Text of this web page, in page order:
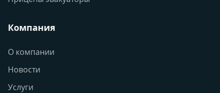
Компания
О компании
Новости
Услуги